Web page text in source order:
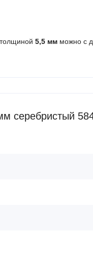
5,5 мм можно с
серебристый